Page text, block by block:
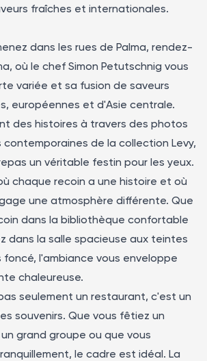
fraîches et internationales.
dans les rues de Palma, rendez-
où le chef Simon Petutschnig vous
variée et sa fusion de saveurs
européennes et d'Asie centrale.
des histoires à travers des photos
de la collection Levy,
un véritable festin pour les yeux.
chaque recoin a une histoire et où
une atmosphère différente. Que
dans la bibliothèque confortable
dans la salle spacieuse aux teintes
l'ambiance vous enveloppe
chaleureuse.
seulement un restaurant, c'est un
souvenirs. Que vous fêtiez un
grand groupe ou que vous
le cadre est idéal. La